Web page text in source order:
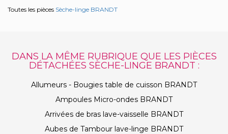
Toutes les pièces Sèche-linge BRANDT
DANS LA MÊME RUBRIQUE QUE LES PIÈCES
DÉTACHÉES SÈCHE-LINGE BRANDT :
Allumeurs - Bougies table de cuisson BRANDT
Ampoules Micro-ondes BRANDT
Arrivées de bras lave-vaisselle BRANDT
Aubes de Tambour lave-linge BRANDT